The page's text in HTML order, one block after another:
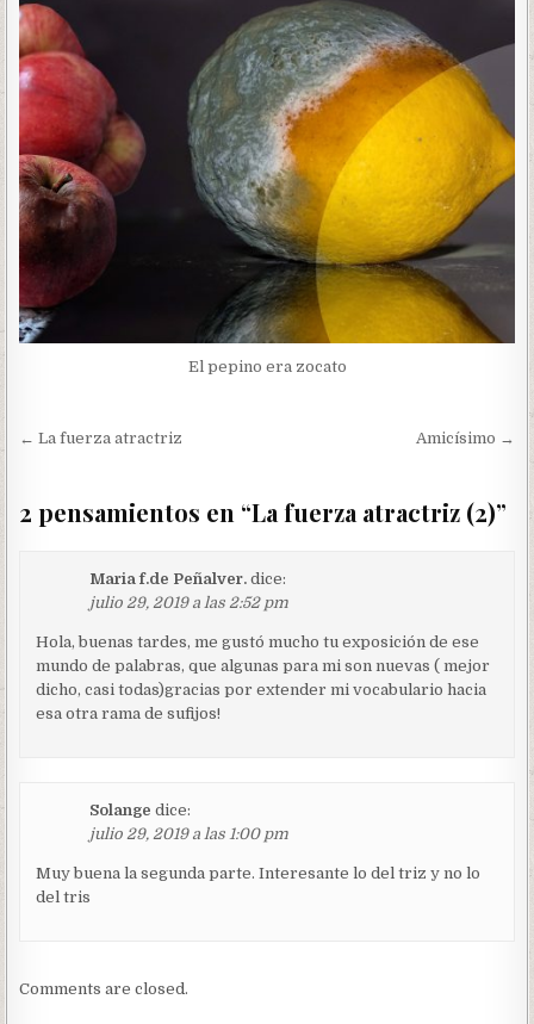
El pepino era zocato
Navegación
entradas
← La fuerza atractriz Amicísimo →
2 pensamientos en “La fuerza atractriz (2)”
Maria f.de Peñalver. dice:
julio 29, 2019 a las 2:52 pm
Hola, buenas tardes, me gustó mucho tu exposición de ese
mundo de palabras, que algunas para mi son nuevas ( mejor
dicho, casi todas)gracias por extender mi vocabulario hacia
esa otra rama de sufijos!
Solange dice:
julio 29, 2019 a las 1:00 pm
Muy buena la segunda parte. Interesante lo del triz y no lo
del tris
Comments are closed.